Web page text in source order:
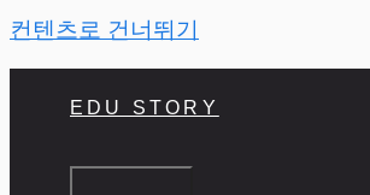
컨텐츠로 건너뛰기
EDU STORY